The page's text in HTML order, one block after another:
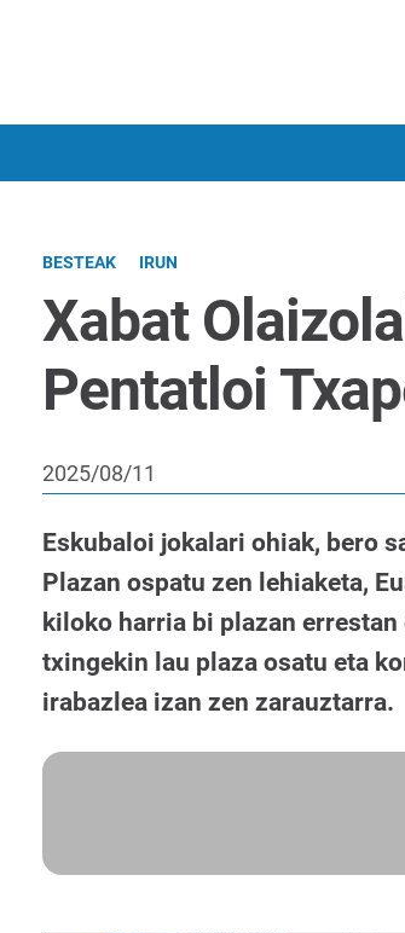
BESTEAK IRUN
Xabat
Pentatloi
2025/08/11
Eskubaloi jokalari ohiak, bero
Plazan ospatu zen lehiaketa,
kiloko harria bi plazan
txingekin lau plaza osatu eta
irabazlea izan zen zarauztarra.